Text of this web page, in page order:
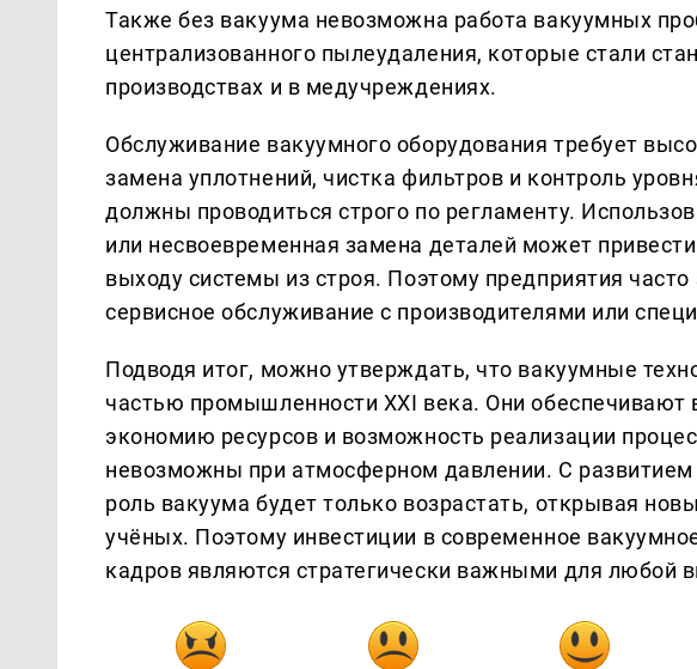
Также без вакуума невозможна работа вакуумных
централизованного пылеудаления, которые стали
производствах и в медучреждениях.
Обслуживание вакуумного оборудования требует
замена уплотнений, чистка фильтров и контроль
должны проводиться строго по регламенту.
или несвоевременная замена деталей может
выходу системы из строя. Поэтому предприятия
сервисное обслуживание с производителями или
Подводя итог, можно утверждать, что вакуумные
частью промышленности XXI века. Они обеспечивают
экономию ресурсов и возможность реализации
невозможны при атмосферном давлении. С развитием
роль вакуума будет только возрастать, открывая
учёных. Поэтому инвестиции в современное
кадров являются стратегически важными для любой